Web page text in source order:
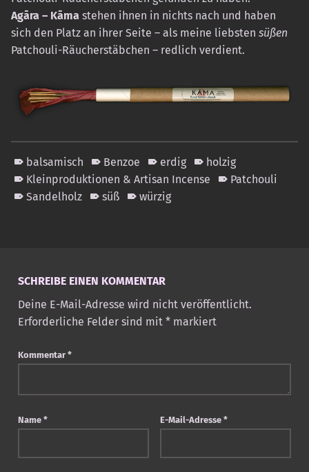
Agāra – Kāma stehen ihnen in nichts nach und haben
sich den Platz an ihrer Seite – als meine liebsten süßen
Patchouli-Räucherstäbchen – redlich verdient.
balsamisch Benzoe erdig
holzig
Kleinproduktionen & Artisan Incense
Patchouli
Sandelholz
süß würzig
SCHREIBE EINEN KOMMENTAR
Deine E-Mail-Adresse wird nicht veröffentlicht.
Erforderliche Felder sind mit *markiert
Kommentar *
Name * E-Mail-Adresse *